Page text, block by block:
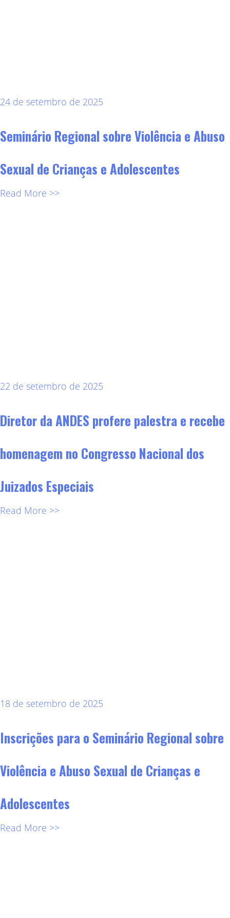
24 de setembro de 2025
Seminário Regional sobre Violência e Abuso
Sexual de Crianças e Adolescentes
Read More >>
22 de setembro de 2025
Diretor da ANDES profere palestra e recebe
homenagem no Congresso Nacional dos
Juizados Especiais
Read More >>
18 de setembro de 2025
Inscrições para o Seminário Regional sobre
Violência e Abuso Sexual de Crianças e
Adolescentes
Read More >>